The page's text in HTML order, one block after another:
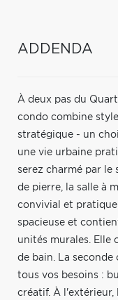
ADDENDA
À deux pas du
condo combine
stratégique - un
une vie urbaine
serez charmé par le
de pierre, la salle à
convivial et
spacieuse et
unités murales. Elle
de bain. La seconde
tous vos besoins :
créatif. À